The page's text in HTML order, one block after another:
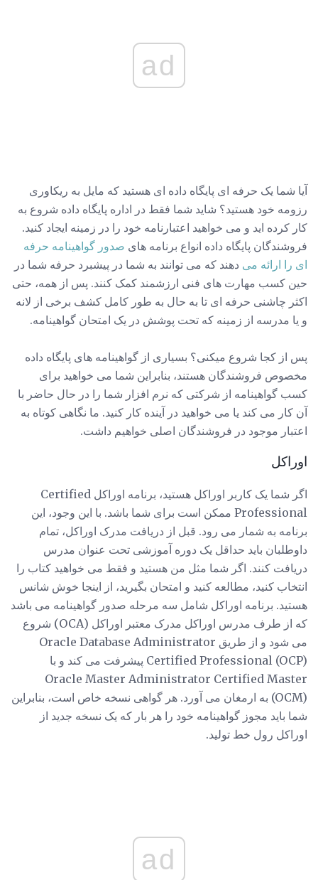
ad
آیا شما یک حرفه ای پایگاه داده ای هستید که مایل به ریکاوری
رزومه خود هستید؟ شاید شما فقط در اداره پایگاه داده شروع به
کار کرده اید و می خواهید اعتبارنامه خود را در زمینه ایجاد کنید.
فروشندگان پایگاه داده انواع برنامه های صدور گواهینامه حرفه
ای را ارائه می دهند که می توانند به شما در پیشبرد حرفه شما در
حین کسب مهارت های فنی ارزشمند کمک کنند. پس از همه، حتی
اکثر چاشنی حرفه ای تا به حال به طور کامل کشف برخی از لانه
و یا مدرسه از زمینه که تحت پوشش در یک امتحان گواهینامه.
پس از کجا شروع میکنی؟ بسیاری از گواهینامه های پایگاه داده
مخصوص فروشندگان هستند، بنابراین شما می خواهید برای
کسب گواهینامه از شرکتی که نرم افزار شما را در حال حاضر با
آن کار می کند یا می خواهید در آینده کار کنید. ما نگاهی کوتاه به
اعتبار موجود در فروشندگان اصلی خواهیم داشت.
اوراکل
اگر شما یک کاربر اوراکل هستید، برنامه اوراکل Certified
Professional ممکن است برای شما باشد. با این وجود، این
برنامه به شمار می رود. قبل از دریافت مدرک اوراکل، تمام
داوطلبان باید حداقل یک دوره آموزشی تحت عنوان مدرس
دریافت کنند. اگر شما مثل من هستید و فقط می خواهید کتاب را
انتخاب کنید، مطالعه کنید و امتحان بگیرید، از اینجا خوش شانس
هستید. برنامه اوراکل شامل سه مرحله صدور گواهینامه می باشد
که از طرف مدرس اوراکل مدرک معتبر اوراکل (OCA) شروع
می شود و از طریق Oracle Database Administrator
Certified Professional (OCP) پیشرفت می کند و با
Oracle Master Administrator Certified Master
(OCM) به ارمغان می آورد. هر گواهی نسخه خاص است، بنابراین
شما باید مجوز گواهینامه خود را هر بار که یک نسخه جدید از
اوراکل رول خط تولید.
ad